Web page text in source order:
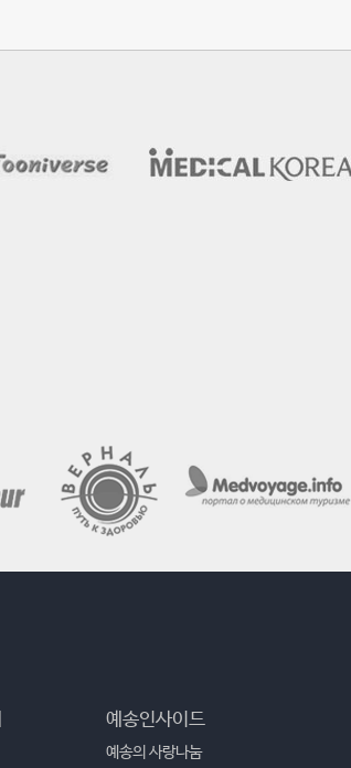
예송인사이드
예송의 사랑나눔